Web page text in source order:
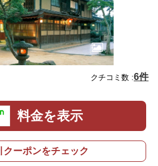
クチコミ数 :6件
料金を表示
クーポンをチェック